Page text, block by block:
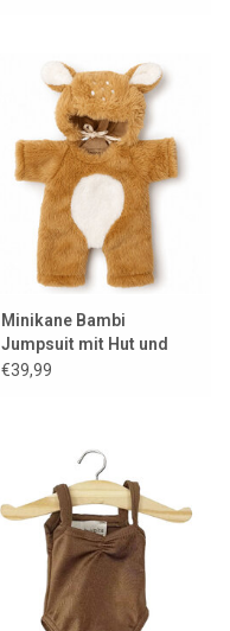
Minikane Bambi
Jumpsuit mit Hut und
Kleiderbügel für Gordi
€39,99